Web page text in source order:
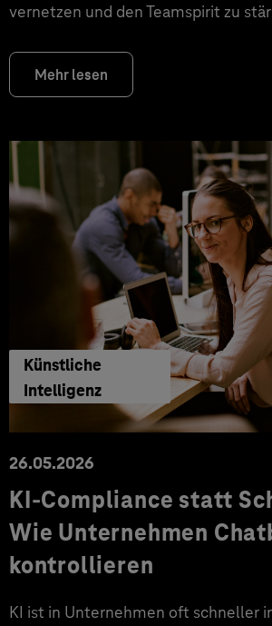
vernetzen und den Teamspirit zu
Mehr lesen
Künstliche
Intelligenz
26.05.2026
KI-Compliance statt
Wie Unternehmen
kontrollieren
KI ist in Unternehmen oft schneller